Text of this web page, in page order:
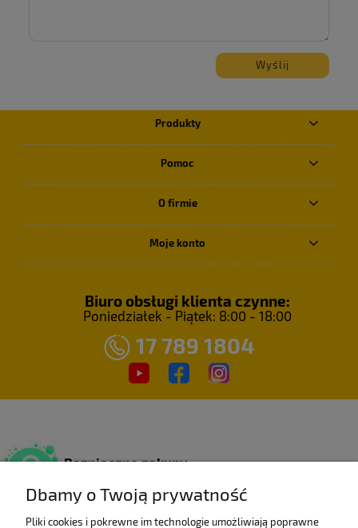
Wyślij
Produkty
Pomoc
O firmie
Moje konto
Biuro obsługi klienta czynne:
Poniedziałek - Piątek: 8:00 - 18:00
17 789 1804
Bezpieczne zakupy
Dbamy o Twoją prywatność
Pliki cookies i pokrewne im technologie umożliwiają poprawne